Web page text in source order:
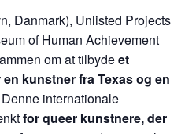
Danmark), Unlisted Projects
of Human Achievement
om at tilbydeet
kunstner fra Texas og en
Denne internationale
for queer kunstnere, der